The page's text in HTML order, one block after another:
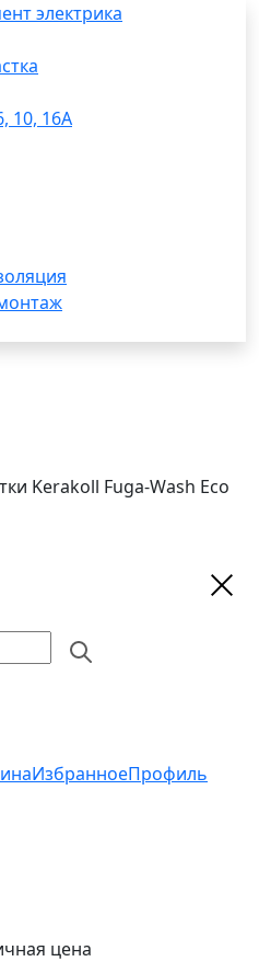
электрика
10, 16А
Kerakoll Fuga-Wash Eco
ИзбранноеПрофиль
цена